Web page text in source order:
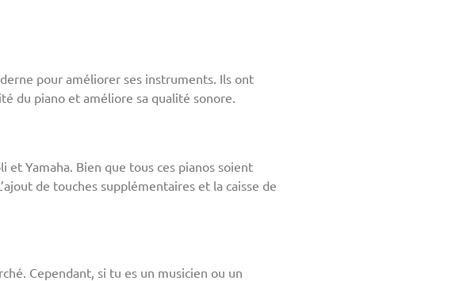
pour améliorer ses instruments. Ils ont
du piano et améliore sa qualité sonore.
et Yamaha. Bien que tous ces pianos soient
de touches supplémentaires et la caisse de
Cependant, si tu es un musicien ou un